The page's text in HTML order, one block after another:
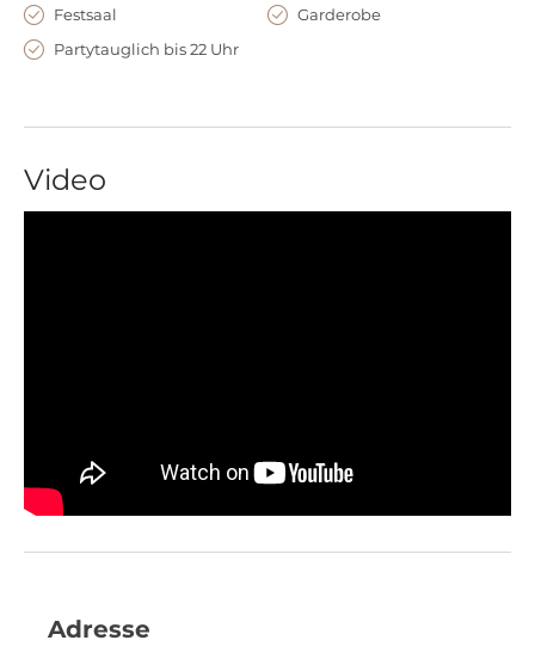
Festsaal
Garderobe
Partytauglich bis 22 Uhr
Video
Adresse